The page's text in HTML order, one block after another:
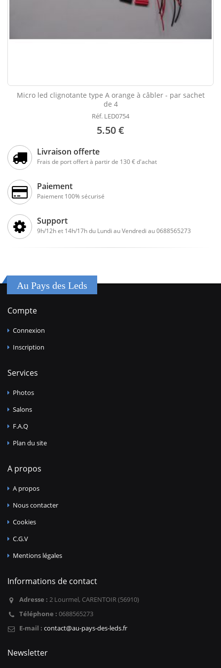
Micro led clignotante type A orange à câbler - par sachet
de 4
Réf. LED0754
5.50 €
Livraison offerte
Frais de port offert à partir de 130 € d'achat
Paiement
Paiement 100% sécurisé
Support
9h/12h et 14h/17h du Lundi au Vendredi au 0688565273
Au Pays des Leds
Compte
Connexion
Inscription
Services
Photos
Salons
F.A.Q
Plan du site
A propos
A propos
Nous contacter
Cookies
C.G.V
Mentions légales
Informations de contact
Adresse : 2 Lourmel, CARENTOIR (56910)
Téléphone : 0688565273
E-mail : contact@au-pays-des-leds.fr
Newsletter